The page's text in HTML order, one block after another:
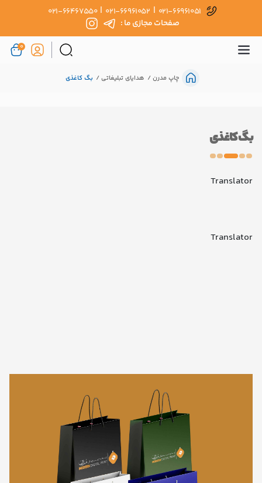
021-66961051
|
021-66961052
|
021-66467550
صفحات مجازی ما :
0
چاپ مدرن هدایای تبلیغاتی بگ کاغذی
بگ کاغذی
Translator
Translator